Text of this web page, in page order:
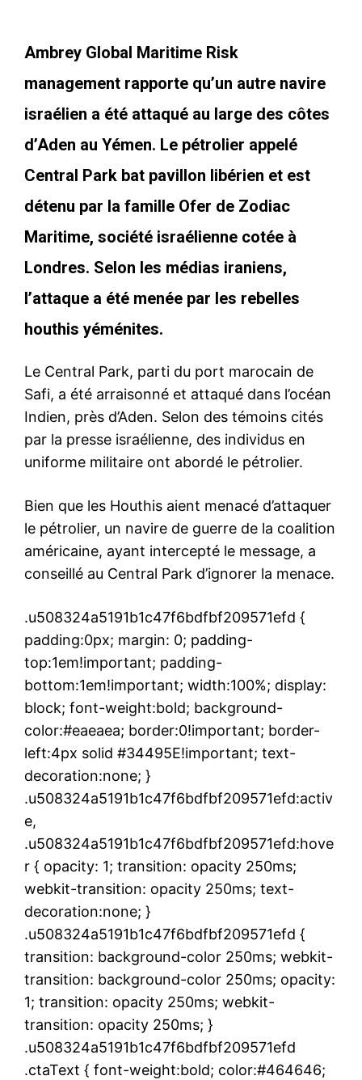
Ambrey Global Maritime Risk
management rapporte qu’un autre navire
israélien a été attaqué au large des côtes
d’Aden au Yémen. Le pétrolier appelé
Central Park bat pavillon libérien et est
détenu par la famille Ofer de Zodiac
Maritime, société israélienne cotée à
Londres. Selon les médias iraniens,
l’attaque a été menée par les rebelles
houthis yéménites.
Le Central Park, parti du port marocain de
Safi, a été arraisonné et attaqué dans l’océan
Indien, près d’Aden. Selon des témoins cités
par la presse israélienne, des individus en
uniforme militaire ont abordé le pétrolier.
Bien que les Houthis aient menacé d’attaquer
le pétrolier, un navire de guerre de la coalition
américaine, ayant intercepté le message, a
conseillé au Central Park d’ignorer la menace.
.u508324a5191b1c47f6bdfbf209571efd {
padding:0px; margin: 0; padding-
top:1em!important; padding-
bottom:1em!important; width:100%; display:
block; font-weight:bold; background-
color:#eaeaea; border:0!important; border-
left:4px solid #34495E!important; text-
decoration:none; }
.u508324a5191b1c47f6bdfbf209571efd:activ
e,
.u508324a5191b1c47f6bdfbf209571efd:hove
r { opacity: 1; transition: opacity 250ms;
webkit-transition: opacity 250ms; text-
decoration:none; }
.u508324a5191b1c47f6bdfbf209571efd {
transition: background-color 250ms; webkit-
transition: background-color 250ms; opacity:
1; transition: opacity 250ms; webkit-
transition: opacity 250ms; }
.u508324a5191b1c47f6bdfbf209571efd
.ctaText { font-weight:bold; color:#464646;